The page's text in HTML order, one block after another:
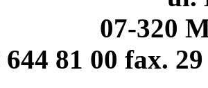
07-320
644 81 00 fax.